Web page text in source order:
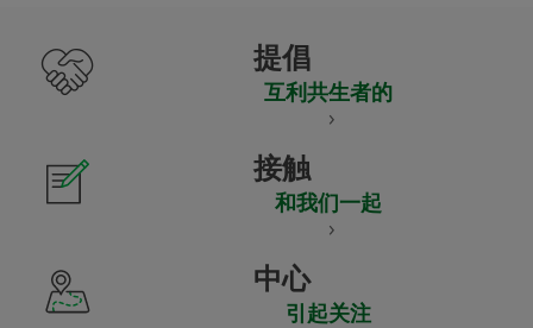
提倡
互利共生者的
接触
和我们一起
中心
引起关注